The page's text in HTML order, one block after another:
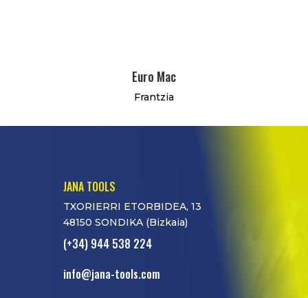
Euro Mac
Frantzia
JANA TOOLS
TXORIERRI ETORBIDEA, 13
48150 SONDIKA (Bizkaia)
(+34) 944 538 224
info@jana-tools.com